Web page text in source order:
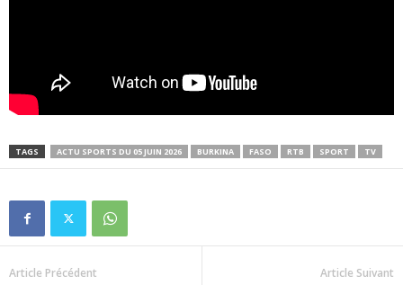
TAGS ACTU SPORTS DU 05 JUIN 2026 BURKINA FASO RTB SPORT TV
Article Précédent Article Suivant